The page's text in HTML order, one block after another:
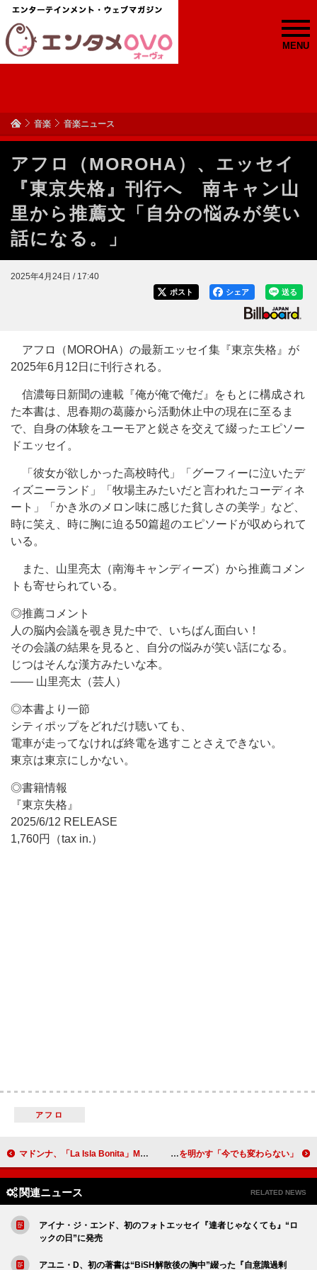
MENU
音楽 音楽ニュース
アフロ（MOROHA）、エッセイ
『東京失格』刊行へ 南キャン山
里から推薦文「自分の悩みが笑い
話になる。」
2025年4月24日 / 17:40
送る
シェア
ポスト
アフロ（MOROHA）の最新エッセイ集『東京失格』が
2025年6月12日に刊行される。
信濃毎日新聞の連載『俺が俺で俺だ』をもとに構成され
た本書は、思春期の葛藤から活動休止中の現在に至るま
で、自身の体験をユーモアと鋭さを交えて綴ったエピソー
ドエッセイ。
「彼女が欲しかった高校時代」「グーフィーに泣いたデ
ィズニーランド」「牧場主みたいだと言われたコーディネ
ート」「かき氷のメロン味に感じた貧しさの美学」など、
時に笑え、時に胸に迫る50篇超のエピソードが収められて
いる。
また、山里亮太（南海キャンディーズ）から推薦コメン
トも寄せられている。
◎推薦コメント
人の脳内会議を覗き見た中で、いちばん面白い！
その会議の結果を見ると、自分の悩みが笑い話になる。
じつはそんな漢方みたいな本。
―― 山里亮太（芸人）
◎本書より一節
シティポップをどれだけ聴いても、
電車が走ってなければ終電を逃すことさえできない。
東京は東京にしかない。
◎書籍情報
『東京失格』
2025/6/12 RELEASE
1,760円（tax in.）
アフロ
マドンナ、「La Isla Bonita」MVのYouTube再生数が10億回突破 自身初の快挙 ウィズ・カリファ、ゲスト・バースやショーの出演料を明かす「今でも変わらない」
関連ニュース RELATED NEWS
アイナ・ジ・エンド、初のフォトエッセイ『達者じゃなくても』“ロ
ックの日”に発売
アユニ・D、初の著書は“BiSH解散後の胸中”綴った『自意識過剰